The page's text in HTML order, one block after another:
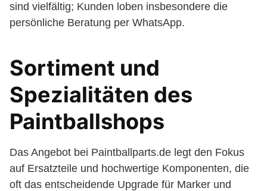
sind vielfältig; Kunden loben insbesondere die
persönliche Beratung per WhatsApp.
Sortiment und
Spezialitäten des
Paintballshops
Das Angebot bei Paintballparts.de legt den Fokus
auf Ersatzteile und hochwertige Komponenten, die
oft das entscheidende Upgrade für Marker und